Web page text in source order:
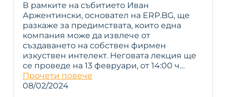
В рамките на събитието Иван
Аржентински, основател на ERP.BG, ще
разкаже за предимствата, които една
компания може да извлече от
създаването на собствен фирмен
изкуствен интелект. Неговата лекция ще
се проведе на 13 февруари, от 14:00 ч…
Прочети повече
08/02/2024